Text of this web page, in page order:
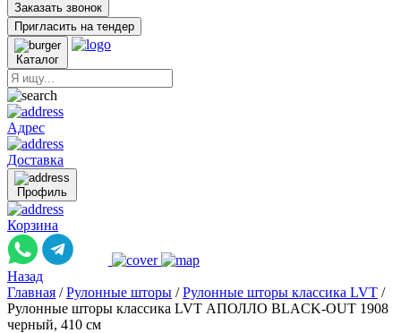
Заказать звонок
Пригласить на тендер
Каталог
Адрес
Доставка
Профиль
Корзина
Назад
Главная / Рулонные шторы / Рулонные шторы классика LVT /
Рулонные шторы классика LVT АПОЛЛО BLACK-OUT 1908
черный, 410 см